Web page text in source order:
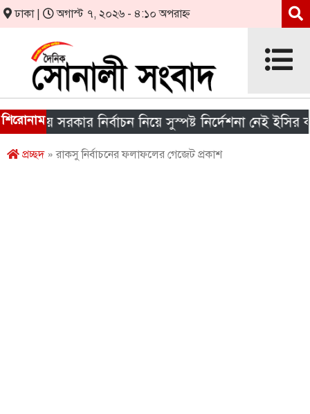
ঢাকা | অগাস্ট ৭, ২০২৬ - ৪:১০ অপরাহ্ন
শিরোনামসরকার নির্বাচন নিয়ে সুস্পষ্ট নির্দেশনা নেই ইসির কাছে
প্রচ্ছদ» রাকসু নির্বাচনের ফলাফলের গেজেট প্রকাশ